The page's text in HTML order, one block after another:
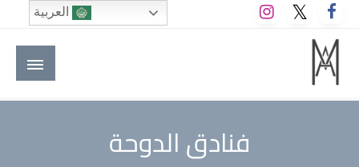
التخطي
إلى
المحتوى
M A hotels | إم ايه هوتيلز
الموقع الأول للعاملين في الفنادق في العالم العربي
فنادق الدوحة
العربية